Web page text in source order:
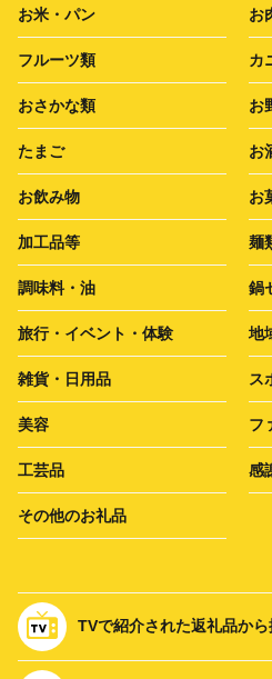
お米・パン お
フルーツ類 カ
おさかな類 お
たまご お
お飲み物 お
加工品等 麺
調味料・油 鍋
旅行・イベント・体験 地
雑貨・日用品 ス
美容 フ
工芸品 感
その他のお礼品
TVで紹介された返礼品から